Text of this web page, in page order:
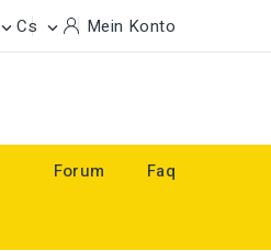
Cs  Mein Konto
Forum Faq